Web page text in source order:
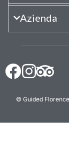
Azienda
© Guided